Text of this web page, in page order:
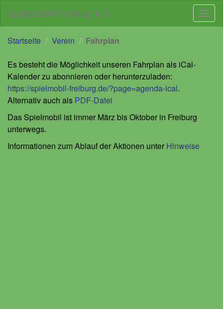
Direkt
Inhalt
Direkt
Navigation
Spielmobil Freiburg e.V.
Startseite Verein Fahrplan
Es besteht die Möglichkeit unseren Fahrplan als iCal-
Kalender zu abonnieren oder herunterzuladen:
https://spielmobil-freiburg.de/?page=agenda-ical.
Alternativ auch als PDF-Datei
Das Spielmobil ist immer März bis Oktober in Freiburg
unterwegs.
Informationen zum Ablauf der Aktionen unter Hinweise